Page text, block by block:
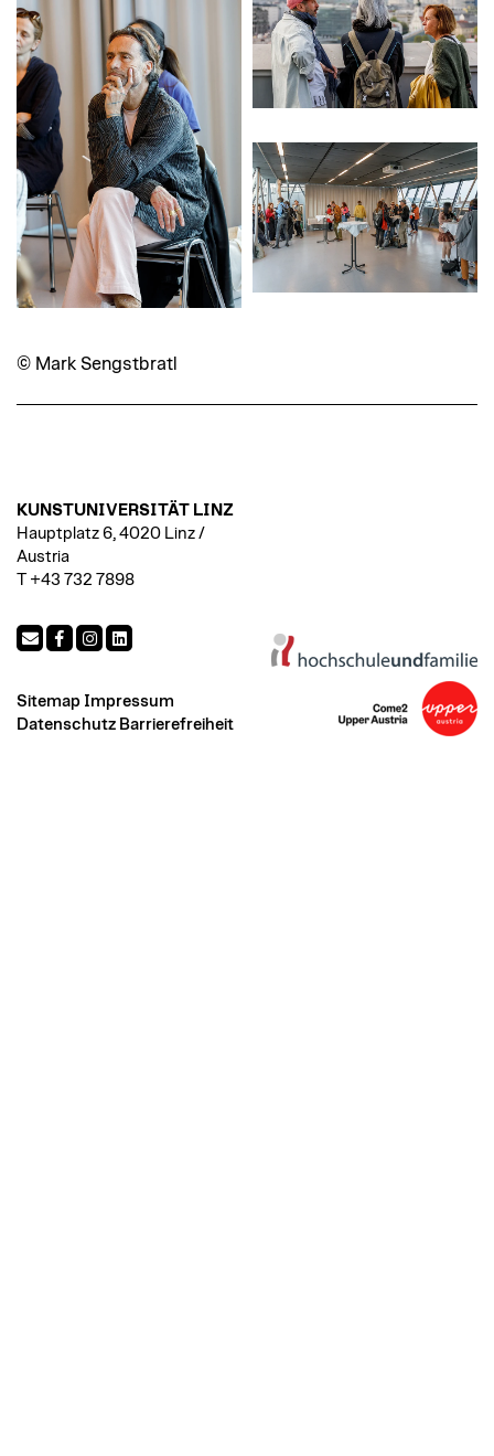
© Mark Sengstbratl
KUNSTUNIVERSITÄT LINZ
Hauptplatz 6, 4020 Linz /
Austria
T +43 732 7898
Sitemap Impressum
Datenschutz Barrierefreiheit